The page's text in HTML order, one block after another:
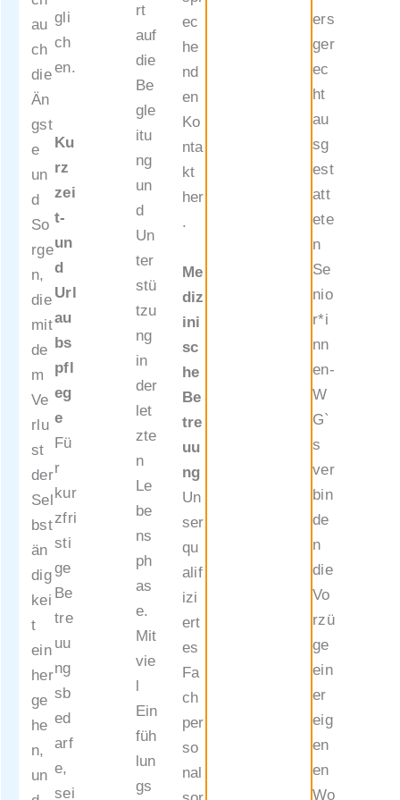
au
ch
die
Än
gst
e
un
d
So
rge
n,
die
mit
de
m
Ve
rlu
st
der
Sel
bst
än
dig
kei
t
ein
her
ge
he
n,
un
gli
ch
en.
Ku
rz
zei
t-
un
d
Url
au
bs
pfl
eg
e
Fü
r
kur
zfri
sti
ge
Be
tre
uu
ng
sb
ed
arf
e,
sei
rt
auf
die
Be
gle
itu
ng
un
d
Un
ter
stü
tzu
ng
in
der
let
zte
n
Le
be
ns
ph
as
e.
Mit
vie
l
Ein
füh
lun
gs
ec
he
nd
en
Ko
nta
kt
her
.
Me
diz
ini
sc
he
Be
tre
uu
ng
Un
ser
qu
alif
izi
ert
es
Fa
ch
per
so
nal
ers
ger
ec
ht
au
sg
est
att
ete
n
Se
nio
r*i
nn
en-
W
G`
s
ver
bin
de
n
die
Vo
rzü
ge
ein
er
eig
en
en
Wo